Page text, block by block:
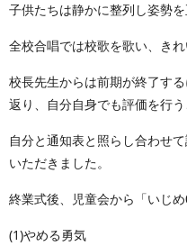
子供たちは静かに整列し姿勢
全校合唱では校歌を歌い、き
校長先生からは前期が終了す
返り、自分自身でも評価を行う
自分と通知表と照らし合わせ
いただきました。
終業式後、児童会から「いじ
(1)やめる勇気